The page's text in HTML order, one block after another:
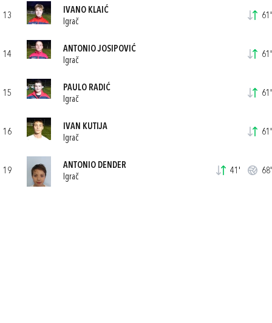
13
IVANO KLAIĆ
Igrač
61'
14
ANTONIO JOSIPOVIĆ
Igrač
61'
15
PAULO RADIĆ
Igrač
61'
16
IVAN KUTIJA
Igrač
61'
19
ANTONIO DENDER
Igrač
41' 68'